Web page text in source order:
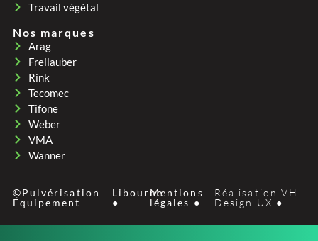
Travail végétal
Nos marques
Arag
Freilauber
Rink
Tecomec
Tifone
Weber
VMA
Wanner
©Pulvérisation
Équipement -
Libourne
●
Mentions
légales ●
Réalisation VH
Design UX ●